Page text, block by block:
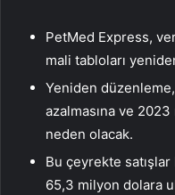
PetMed Express,
mali tabloları
Yeniden
azalmasına ve
neden olacak.
Bu çeyrekte
65,3 milyon dolara